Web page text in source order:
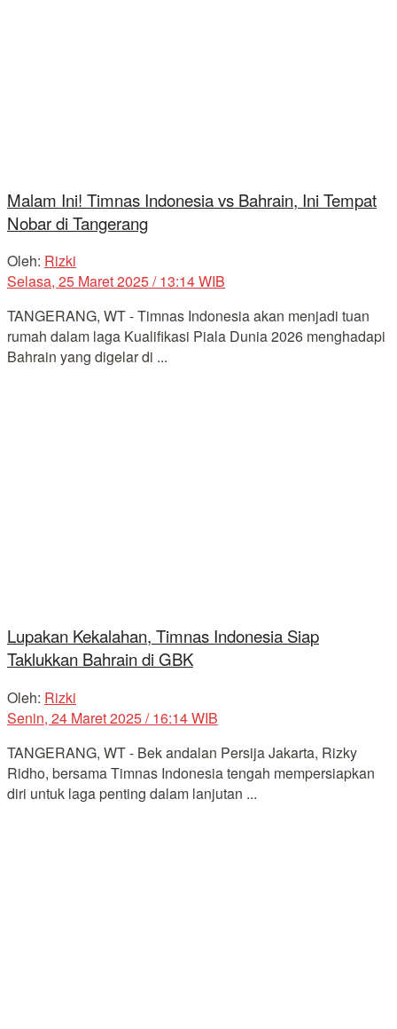
Malam Ini! Timnas Indonesia vs Bahrain, Ini Tempat
Nobar di Tangerang
Oleh: Rizki
Selasa, 25 Maret 2025 / 13:14 WIB
TANGERANG, WT - Timnas Indonesia akan menjadi tuan
rumah dalam laga Kualifikasi Piala Dunia 2026 menghadapi
Bahrain yang digelar di ...
Lupakan Kekalahan, Timnas Indonesia Siap
Taklukkan Bahrain di GBK
Oleh: Rizki
Senin, 24 Maret 2025 / 16:14 WIB
TANGERANG, WT - Bek andalan Persija Jakarta, Rizky
Ridho, bersama Timnas Indonesia tengah mempersiapkan
diri untuk laga penting dalam lanjutan ...